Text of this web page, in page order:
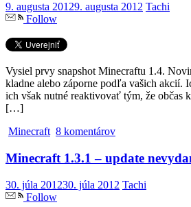
9. augusta 20129. augusta 2012 Tachi
Follow
Vysiel prvy snapshot Minecraftu 1.4.
kladne alebo záporne podľa vašich akcií.
ich však nutné reaktivovať tým, že občas
[…]
Minecraft 8 komentárov
Minecraft 1.3.1 – update
30. júla 201230. júla 2012 Tachi
Follow